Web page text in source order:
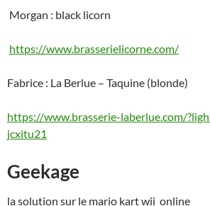
Morgan : black licorn
https://www.brasserielicorne.com/
Fabrice : La Berlue – Taquine (blonde)
https://www.brasserie-laberlue.com/
jcxitu21
Geekage
la solution sur le mario kart wii online